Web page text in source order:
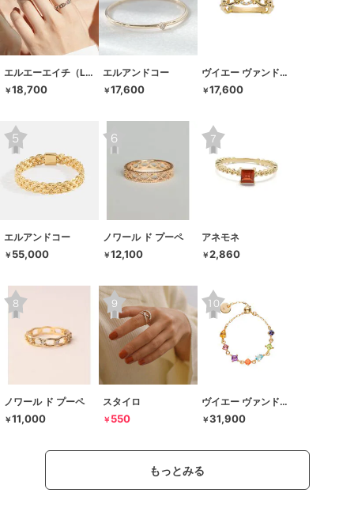
エルエーエイチ（LAH）
￥18,700
エルアンドコー
￥17,600
ヴイエー ヴァンドーム青山
￥17,600
エルアンドコー
￥ 55,000
ノワール ド プーペ
￥12,100
アネモネ
￥2,860
ノワール ド プーペ
￥11,000
スタイロ
￥ 550
ヴイエー ヴァンドーム青山
￥31,900
もっとみる